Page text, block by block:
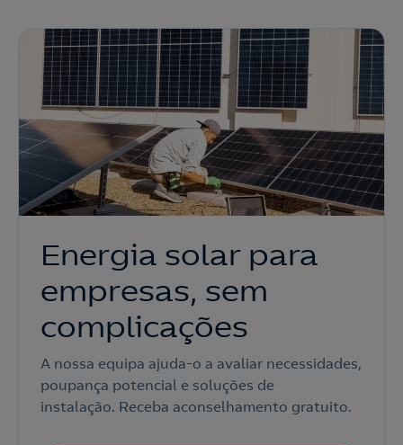
Energia solar para
empresas, sem
complicações
A nossa equipa ajuda-o a avaliar necessidades,
poupança potencial e soluções de
instalação. Receba aconselhamento gratuito.